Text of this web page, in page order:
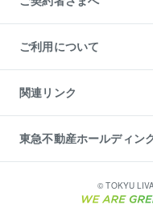
リフォームサポート
ご紹介・再契約特典
入居者様専用-各種ご案内（賃
東急こすもす会「こすもす
ご利用について
金融商品取引について
東急リバブル ソーシャルメデ
ご意見・お問い合わせ（金融
ダイレクトメール（郵送物）
関連リンク
これからご結婚される方に東
人材サービスのご用命は 東急
東北の逸品を贈ります 東北
東急不動産ホールディン
東急コミュニティー© TOKYU